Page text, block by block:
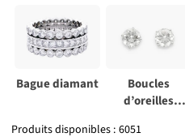
Bague diamant
Boucles
d’oreilles
Produits disponibles : 6051